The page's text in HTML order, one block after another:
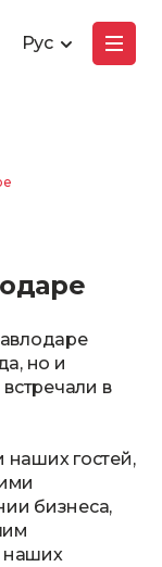
Рус
но и
в
наших гостей,
бизнеса,
наших